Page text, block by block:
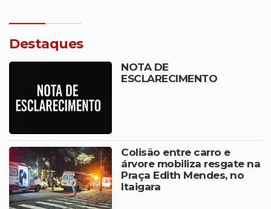
Destaques
NOTA DE
ESCLARECIMENTO
Colisão entre carro e
árvore mobiliza resgate na
Praça Edith Mendes, no
Itaigara